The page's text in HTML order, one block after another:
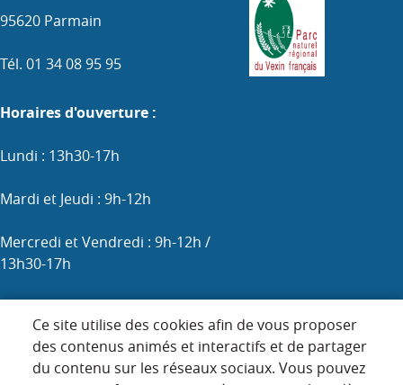
Ce site utilise des cookies afin de vous proposer
des contenus animés et interactifs et de partager
du contenu sur les réseaux sociaux. Vous pouvez
95620 Parmain
Tél. 01 34 08 95 95
Horaires d'ouverture :
Lundi : 13h30-17h
Mardi et Jeudi : 9h-12h
Mercredi et Vendredi : 9h-12h /
13h30-17h